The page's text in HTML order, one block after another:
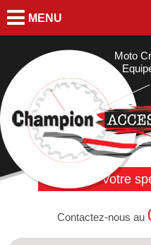
MENU
Moto
Votre
Contactez-nous au